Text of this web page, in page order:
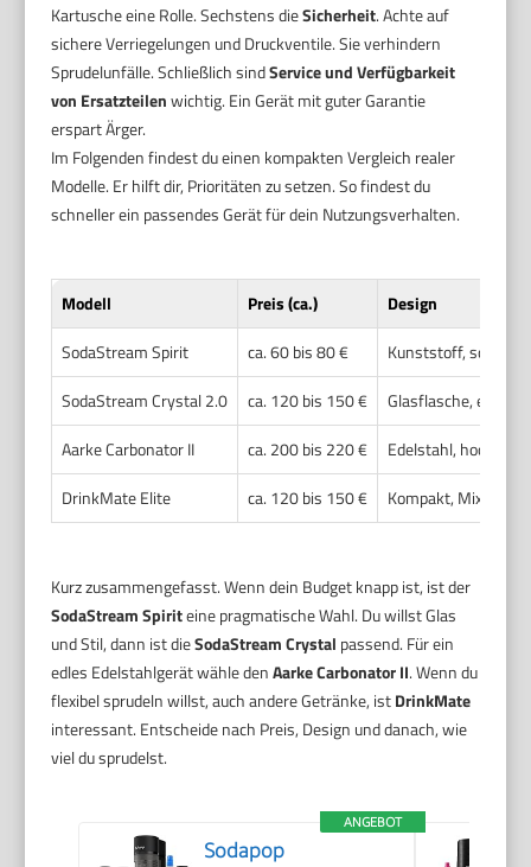
Kartusche eine Rolle. Sechstens dieSicherheit. Achte auf
sichere Verriegelungen und Druckventile. Sie verhindern
Sprudelunfälle. Schließlich sindService und Verfügbarkeit
von Ersatzteilenwichtig. Ein Gerät mit guter Garantie
erspart Ärger.
Im Folgenden findest du einen kompakten Vergleich realer
Modelle. Er hilft dir, Prioritäten zu setzen. So findest du
schneller ein passendes Gerät für dein Nutzungsverhalten.
Modell Preis (ca.)
Design
SodaStream Spirit
ca. 60 bis 80 €
Kunststoff, schlicht
SodaStream Crystal 2.0
ca. 120 bis 150 €
Glasflasche,
Aarke Carbonator II
ca. 200 bis 220 €
Edelstahl,
DrinkMate Elite
ca. 120 bis 150 € Kompakt, Mix aus
Kurz zusammengefasst. Wenn dein Budget knapp ist, ist der
SodaStream Spiriteine pragmatische Wahl. Du willst Glas
und Stil, dann ist dieSodaStream Crystal passend. Für ein
edles Edelstahlgerät wähle denAarke Carbonator II. Wenn du
flexibel sprudeln willst, auch andere Getränke, istDrinkMate
interessant. Entscheide nach Preis, Design und danach, wie
viel du sprudelst.
ANGEBOT
Sodapop